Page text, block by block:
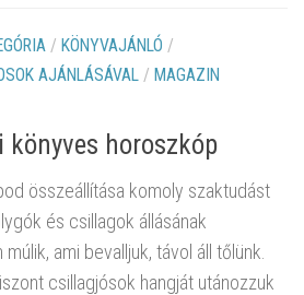
/ KÖNYVAJÁNLÓ /
AJÁNLÁSÁVAL / MAGAZIN
könyves horoszkóp
összeállítása komoly szaktudást
és csillagok állásának
ami bevalljuk, távol áll tőlünk.
csillagjósok hangját utánozzuk